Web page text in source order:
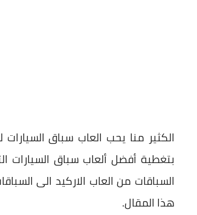
الكثير منا يحب العاب سباق
السباقات من العاب الاركيد الى
هذا المقال.